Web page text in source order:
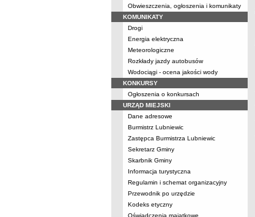
Obwieszczenia, ogłoszenia i komunikaty
KOMUNIKATY
Drogi
Energia elektryczna
Meteorologiczne
Rozkłady jazdy autobusów
Wodociągi - ocena jakości wody
KONKURSY
Ogłoszenia o konkursach
URZĄD MIEJSKI
Dane adresowe
Burmistrz Lubniewic
Zastępca Burmistrza Lubniewic
Sekretarz Gminy
Skarbnik Gminy
Informacja turystyczna
Regulamin i schemat organizacyjny
Przewodnik po urzędzie
Kodeks etyczny
Oświadczenia majątkowe